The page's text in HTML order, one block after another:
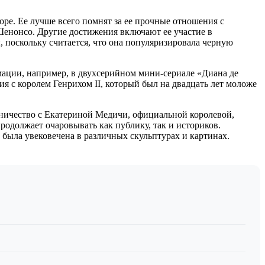
Ее лучше всего помнят за ее прочные отношения с
Другие достижения включают ее участие в
считается, что она популяризировала черную
например, в двухсерийном мини-сериале «Диана де
с королем Генрихом II, который был на двадцать лет моложе
с Екатериной Медичи, официальной королевой,
очаровывать как публику, так и историков.
увековечена в различных скульптурах и картинах.